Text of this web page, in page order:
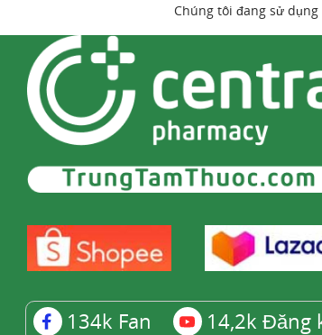
Chúng tôi đang sử
134k Fan 14,2k Đăng